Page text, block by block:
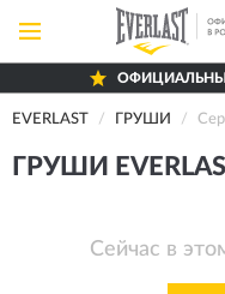
EVERLAST ГРУШИ
ГРУШИ
Сейчас в